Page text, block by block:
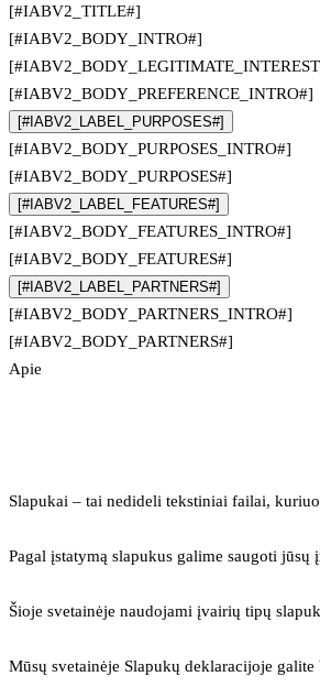
[#IABV2_TITLE#]
[#IABV2_BODY_INTRO#]
[#IABV2_BODY_PREFERENCE_INTRO#]
[#IABV2_LABEL_PURPOSES#]
[#IABV2_BODY_PURPOSES_INTRO#]
[#IABV2_BODY_PURPOSES#]
[#IABV2_LABEL_FEATURES#]
[#IABV2_BODY_FEATURES_INTRO#]
[#IABV2_BODY_FEATURES#]
[#IABV2_LABEL_PARTNERS#]
[#IABV2_BODY_PARTNERS_INTRO#]
[#IABV2_BODY_PARTNERS#]
Apie
Slapukai – tai nedideli tekstiniai failai,
Pagal įstatymą slapukus galime saugoti
Šioje svetainėje naudojami įvairių tipų
Mūsų svetainėje Slapukų deklaracijoje